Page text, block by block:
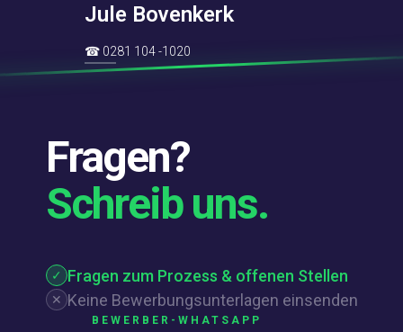
Jule Bovenkerk
☎ 0281 104 -1020
Fragen?
Schreib uns.
✓ Fragen zum Prozess & offenen Stellen
✕ Keine Bewerbungsunterlagen einsenden
BEWERBER-WHATSAPP